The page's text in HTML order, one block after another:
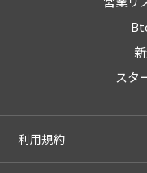
スタ
利用規約